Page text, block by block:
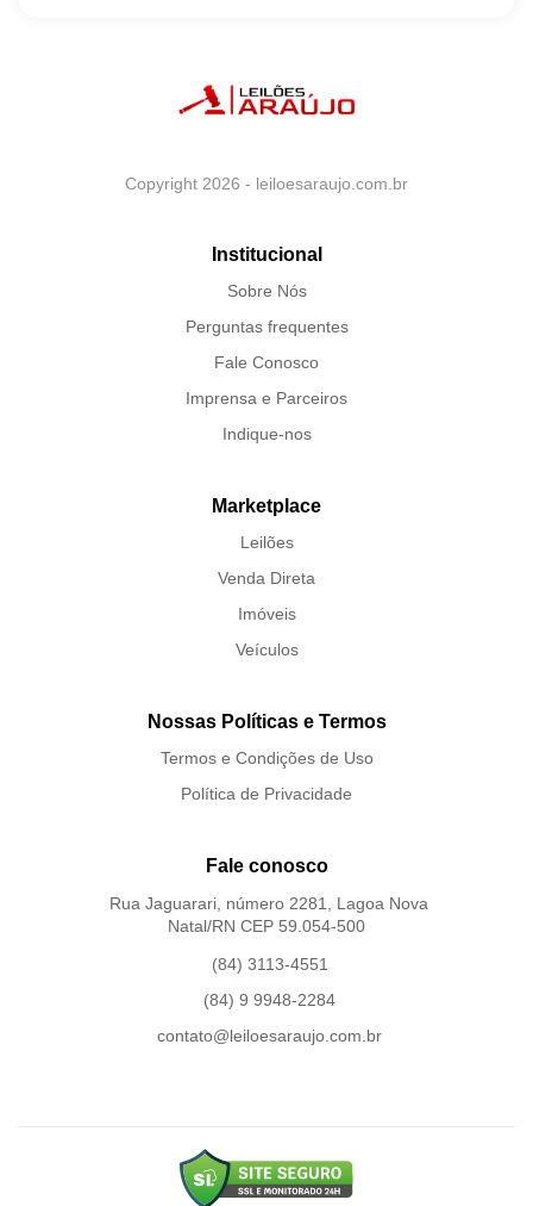
Copyright 2026 - leiloesaraujo.com.br
Institucional
Sobre Nós
Perguntas frequentes
Fale Conosco
Imprensa e Parceiros
Indique-nos
Marketplace
Leilões
Venda Direta
Imóveis
Veículos
Nossas Políticas e Termos
Termos e Condições de Uso
Política de Privacidade
Fale conosco
Rua Jaguarari, número 2281, Lagoa Nova
Natal/RN CEP 59.054-500
(84) 3113-4551
(84) 9 9948-2284
contato@leiloesaraujo.com.br